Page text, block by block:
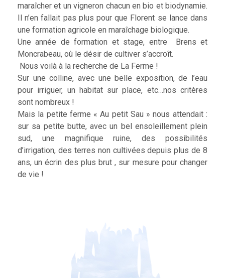
maraîcher et un vigneron chacun en bio et biodynamie.
Il n’en fallait pas plus pour que Florent se lance dans
une formation agricole en maraîchage biologique.
Une année de formation et stage, entre Brens et
Moncrabeau, où le désir de cultiver s’accroît.
Nous voilà à la recherche de La Ferme !
Sur une colline, avec une belle exposition, de l’eau
pour irriguer, un habitat sur place, etc…nos critères
sont nombreux !
Mais la petite ferme « Au petit Sau » nous attendait :
sur sa petite butte, avec un bel ensoleillement plein
sud, une magnifique ruine, des possibilités
d’irrigation, des terres non cultivées depuis plus de 8
ans, un écrin des plus brut , sur mesure pour changer
de vie !